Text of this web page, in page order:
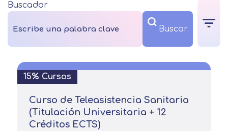
Buscador
15% Cursos
Curso de Teleasistencia Sanitaria
(Titulación Universitaria + 12
Créditos ECTS)